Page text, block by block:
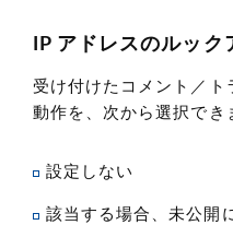
IP アドレスのルック
受け付けたコメント／
動作を、次から選択でき
設定しない
該当する場合、未公開